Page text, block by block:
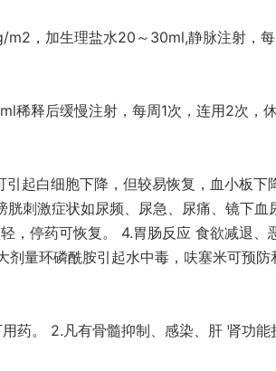
，加生理盐水20～30ml,静脉注射，
稀释后缓慢注射，每周1次，连用2次，
起白细胞下降，但较易恢复，血小板
刺激症状如尿频、尿急、尿痛、镜下血
，停药可恢复。 4.胃肠反应 食欲减退
量环磷酰胺引起水中毒，呋塞米可预
药。 2.凡有骨髓抑制、感染、肝 肾功